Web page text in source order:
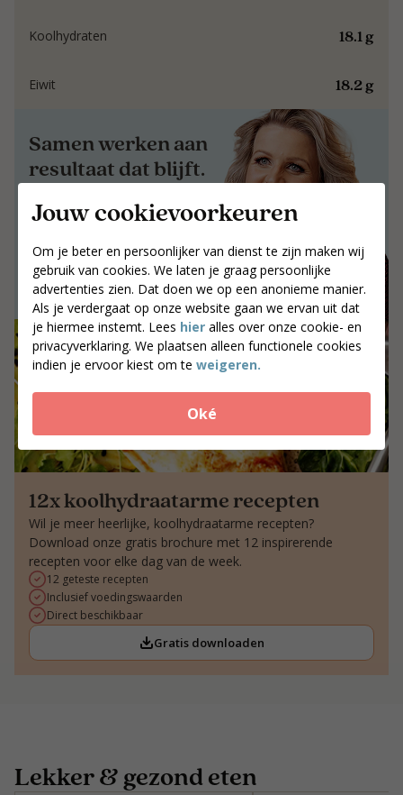
Jouw cookievoorkeuren
Om je beter en persoonlijker van dienst te zijn maken wij
gebruik van cookies. We laten je graag persoonlijke
advertenties zien. Dat doen we op een anonieme manier.
Als je verdergaat op onze website gaan we ervan uit dat
je hiermee instemt. Lees hier alles over onze cookie- en
privacyverklaring. We plaatsen alleen functionele cookies
indien je ervoor kiest om te weigeren.
Oké
18.1 g
Koolhydraten
18.2 g
Eiwit
Samen werken aan
resultaat dat blijft.
Samen werken aan resultaat dat blijft.
Zoek coaches
12x koolhydraatarme recepten
Wil je meer heerlijke, koolhydraatarme recepten?
Download onze gratis brochure met 12 inspirerende
recepten voor elke dag van de week.
12 geteste recepten
Inclusief voedingswaarden
Direct beschikbaar
Gratis downloaden
Lekker & gezond eten